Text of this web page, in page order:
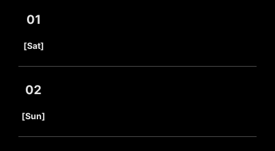
01
[Sat]
02
[Sun]